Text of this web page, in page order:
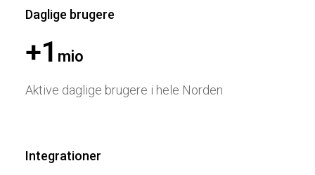
Daglige brugere
+1 mio
Aktive daglige brugere i hele Norden
Integrationer